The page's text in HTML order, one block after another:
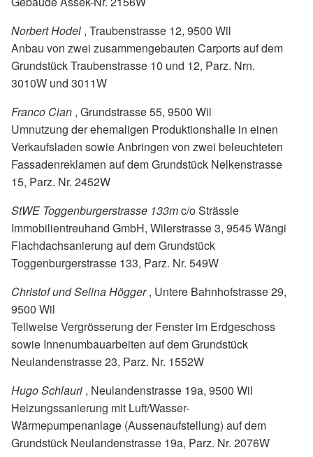
Norbert Hodel , Traubenstrasse 12, 9500 Wil
Anbau von zwei zusammengebauten Carports auf dem
Grundstück Traubenstrasse 10 und 12, Parz. Nrn.
3010W und 3011W
Franco Cian , Grundstrasse 55, 9500 Wil
Umnutzung der ehemaligen Produktionshalle in einen
Verkaufsladen sowie Anbringen von zwei beleuchteten
Fassadenreklamen auf dem Grundstück Nelkenstrasse
15, Parz. Nr. 2452W
StWE Toggenburgerstrasse 133mc/o Strässle
Immobilientreuhand GmbH, Wilerstrasse 3, 9545 Wängi
Flachdachsanierung auf dem Grundstück
Toggenburgerstrasse 133, Parz. Nr. 549W
Christof und Selina Högger, Untere Bahnhofstrasse 29,
9500 Wil
Teilweise Vergrösserung der Fenster im Erdgeschoss
sowie Innenumbauarbeiten auf dem Grundstück
Neulandenstrasse 23, Parz. Nr. 1552W
Hugo Schlauri , Neulandenstrasse 19a, 9500 Wil
Heizungssanierung mit Luft/Wasser-
Wärmepumpenanlage (Aussenaufstellung) auf dem
Grundstück Neulandenstrasse 19a, Parz. Nr. 2076W